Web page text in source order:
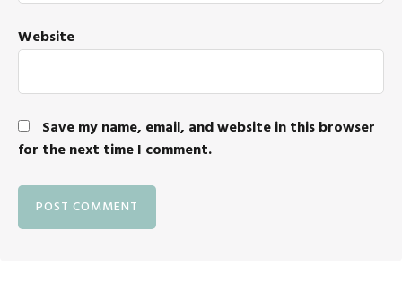
Website
Save my name, email, and website in this browser
for the next time I comment.